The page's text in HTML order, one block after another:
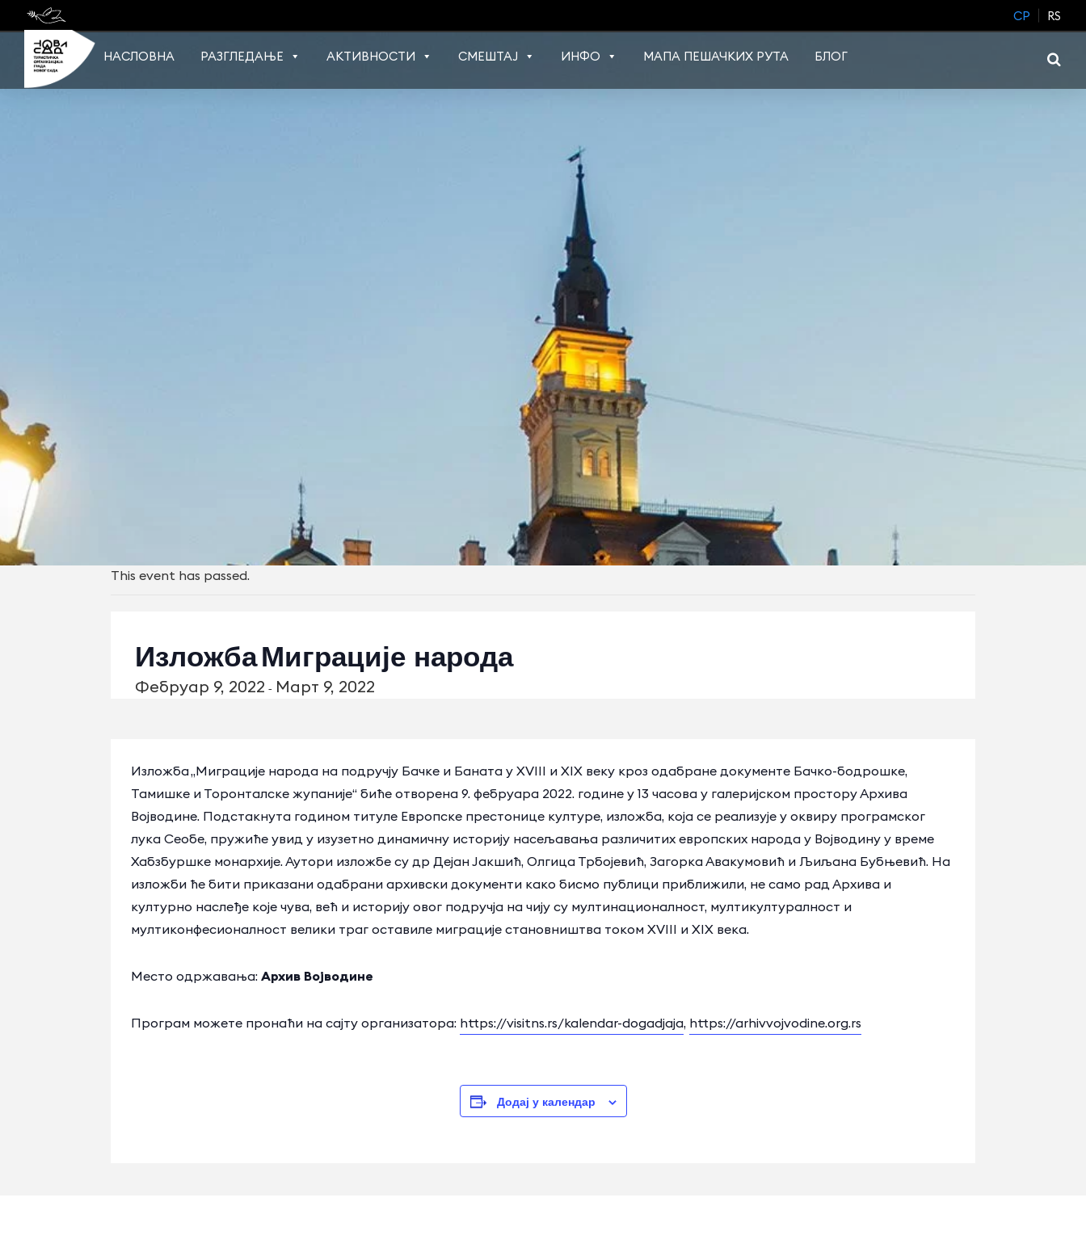
content
CP RS
НАСЛОВНА РАЗГЛЕДАЊЕ АКТИВНОСТИ СМЕШТАЈ ИНФО МАПА ПЕШАЧКИХ РУТА БЛОГ
This event has passed.
Изложба Миграције народа
Фебруар 9, 2022 - Март 9, 2022
Изложба „Миграције народа на подручју Бачке и Баната у XVIII и XIX веку кроз одабране документе Бачко-бодрошке,
Тамишке и Торонталске жупаније“ биће отворена 9. фебруара 2022. године у 13 часова у галеријском простору Архива
Војводине. Подстакнута годином титуле Европске престонице културе, изложба, која се реализује у оквиру програмског
лука Сеобе, пружиће увид у изузетно динамичну историју насељавања различитих европских народа у Војводину у време
Хабзбуршке монархије. Аутори изложбе су др Дејан Јакшић, Олгица Трбојевић, Загорка Авакумовић и Љиљана Бубњевић. На
изложби ће бити приказани одабрани архивски документи како бисмо публици приближили, не само рад Архива и
културно наслеђе које чува, већ и историју овог подручја на чију су мултинационалност, мултикултуралност и
мултиконфесионалност велики траг оставиле миграције становништва током XVIII и XIX века.
Место одржавања: Архив Војводине
Програм можете пронаћи на сајту организатора: https://visitns.rs/kalendar-dogadjaja, https://arhivvojvodine.org.rs
Додај у календар